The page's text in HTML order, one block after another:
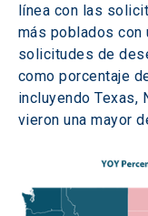
línea con las
más poblados con
solicitudes de
como porcentaje
incluyendo Texas,
vieron una mayor